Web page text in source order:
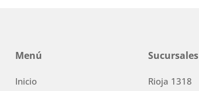
Menú
Inicio
Sucursales
Rioja 1318